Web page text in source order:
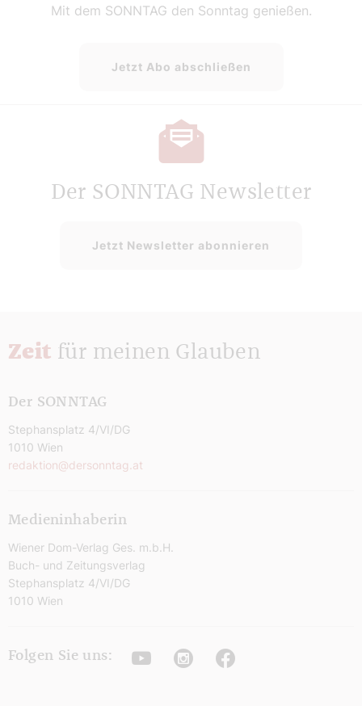
Mit dem SONNTAG den Sonntag genießen.
Jetzt Abo abschließen
Der SONNTAG Newsletter
Jetzt Newsletter abonnieren
Zeit für meinen Glauben
Der SONNTAG
Stephansplatz 4/VI/DG
1010 Wien
redaktion@dersonntag.at
Medieninhaberin
Wiener Dom-Verlag Ges. m.b.H.
Buch- und Zeitungsverlag
Stephansplatz 4/VI/DG
1010 Wien
Folgen Sie uns: YoutubeInstagramFacebook